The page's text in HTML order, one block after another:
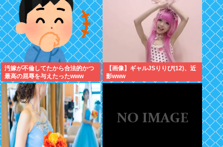
汚嫁が不倫してたから合法的かつ
最高の屈辱を与えたったwww
【画像】ギャルJSりりぴ(12)、近
影www